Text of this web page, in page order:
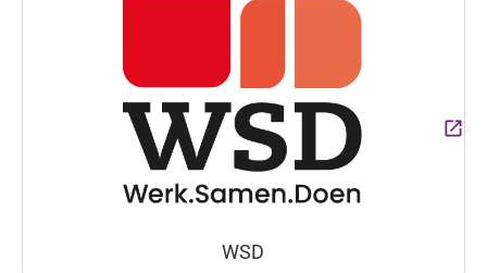
WSD
(Deze link gaat naar een